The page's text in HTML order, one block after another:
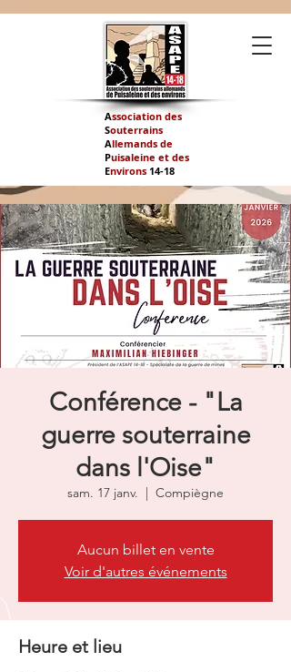
Association des
Souterrains
Allemands de
Puisaleine et des
Environs 14-18
Conférence - "La
guerre souterraine
dans l'Oise"
sam. 17 janv.
  |
Compiègne
Aucun billet en vente
Voir d'autres événements
Heure et lieu